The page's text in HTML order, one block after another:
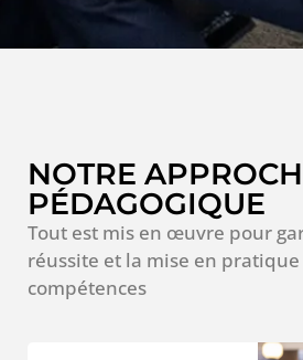
NOTRE
PÉDAGOGIQUE
Tout est mis en œuvre pour
réussite et la mise en pratique
compétences